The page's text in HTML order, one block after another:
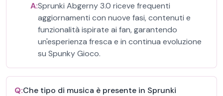
A:Sprunki Abgerny 3.0 riceve frequenti
aggiornamenti con nuove fasi, contenuti e
funzionalità ispirate ai fan, garantendo
un'esperienza fresca e in continua evoluzione
su Spunky Gioco.
Q:Che tipo di musica è presente in Sprunki